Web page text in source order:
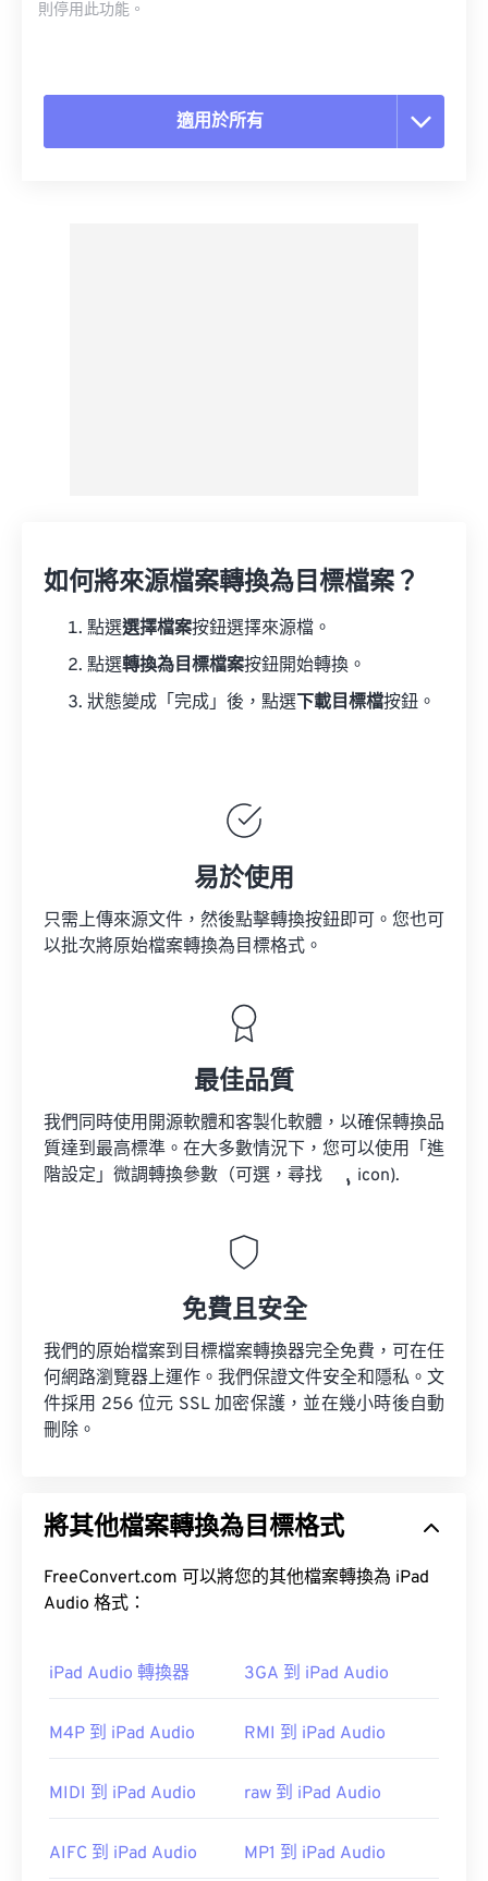
則停用此功能。
適用於所有
如何將來源檔案轉換為目標檔案？
點選選擇檔案按鈕選擇來源檔。
點選轉換為目標檔案按鈕開始轉換。
狀態變成「完成」後，點選 下載目標檔按鈕。
易於使用
只需上傳來源文件，然後點擊轉換按鈕即可。您也可
以批次將原始檔案轉換為目標格式。
最佳品質
我們同時使用開源軟體和客製化軟體，以確保轉換品
質達到最高標準。在大多數情況下，您可以使用「進
階設定」微調轉換參數（可選，尋找
icon).
免費且安全
我們的原始檔案到目標檔案轉換器完全免費，可在任
何網路瀏覽器上運作。我們保證文件安全和隱私。文
件採用 256 位元 SSL 加密保護，並在幾小時後自動
刪除。
將其他檔案轉換為目標格式
FreeConvert.com 可以將您的其他檔案轉換為 iPad
Audio 格式：
iPad Audio 轉換器 3GA 到 iPad Audio
M4P 到 iPad Audio RMI 到 iPad Audio
MIDI 到 iPad Audio raw 到 iPad Audio
AIFC 到 iPad Audio MP1 到 iPad Audio